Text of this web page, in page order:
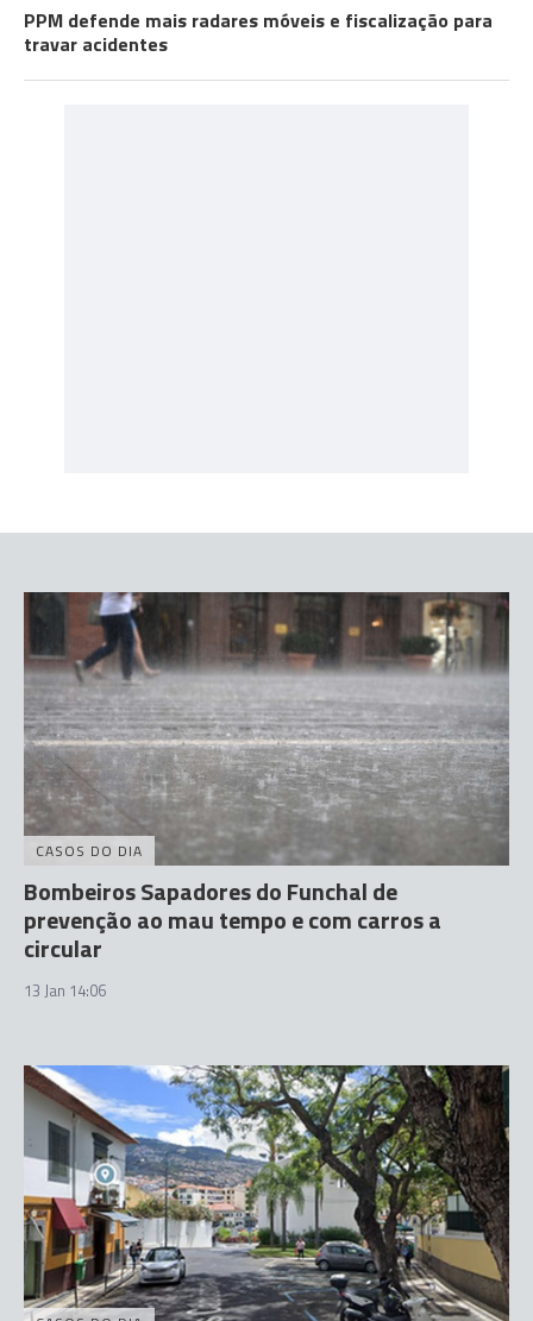
PPM defende mais radares móveis e fiscalização para
travar acidentes
CASOS DO DIA
Bombeiros Sapadores do Funchal de
prevenção ao mau tempo e com carros a
circular
13 Jan 14:06